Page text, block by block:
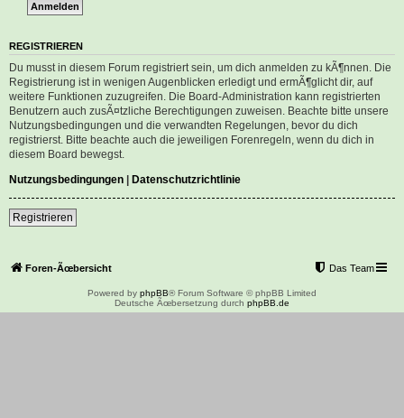
REGISTRIEREN
Du musst in diesem Forum registriert sein, um dich anmelden zu kÃ¶nnen. Die
Registrierung ist in wenigen Augenblicken erledigt und ermÃ¶glicht dir, auf
weitere Funktionen zuzugreifen. Die Board-Administration kann registrierten
Benutzern auch zusÃ¤tzliche Berechtigungen zuweisen. Beachte bitte unsere
Nutzungsbedingungen und die verwandten Regelungen, bevor du dich
registrierst. Bitte beachte auch die jeweiligen Forenregeln, wenn du dich in
diesem Board bewegst.
Nutzungsbedingungen | Datenschutzrichtlinie
Registrieren
Foren-Ãœbersicht Das Team
Powered by phpBB® Forum Software © phpBB Limited
Deutsche Ãœbersetzung durch phpBB.de